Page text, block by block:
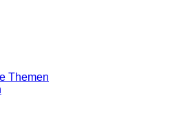
Themen